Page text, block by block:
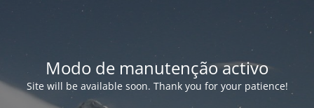
Modo de manutenção activo
Site will be available soon. Thank you for your patience!